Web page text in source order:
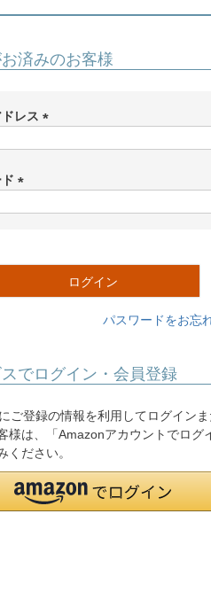
済みのお客様
レス
)
ログイン
パスワードをお忘
でログイン・会員登録
ご登録の情報を利用してログインま
様は、「Amazonアカウントでログ
ください。